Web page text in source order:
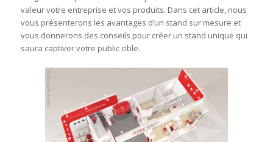
valeur votre entreprise et vos produits. Dans cet article, nous
vous présenterons les avantages d’un stand sur mesure et
vous donnerons des conseils pour créer un stand unique qui
saura captiver votre public cible.